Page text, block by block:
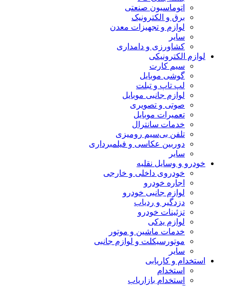
اتوماسیون صنعتی
برق و الکترونیک
لوازم و تجهیزات معدن
سایر
کشاورزی و دامداری
لوازم الکترونیکی
سیم کارت
گوشی موبایل
لپ تاپ و تبلت
لوازم جانبی موبایل
صوتی و تصویری
تعمیرات موبایل
خدمات سانترال
تلفن بی‌سیم رومیزی
دوربین عکاسی و فیلمبرداری
سایر
خودرو و وسایل نقلیه
خودروی داخلی و خارجی
اجاره خودرو
لوازم جانبی خودرو
دزدگیر و ردیاب
تزئینات خودرو
لوازم یدکی
خدمات ماشین و موتور
موتورسیکلت و لوازم جانبی
سایر
استخدام و کاریابی
استخدام
استخدام بازاریاب